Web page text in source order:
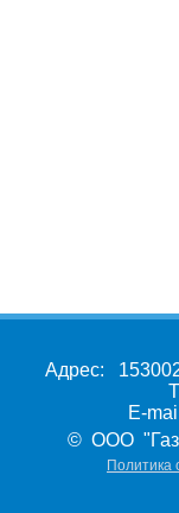
Адрес:
E-
© ООО
Политика